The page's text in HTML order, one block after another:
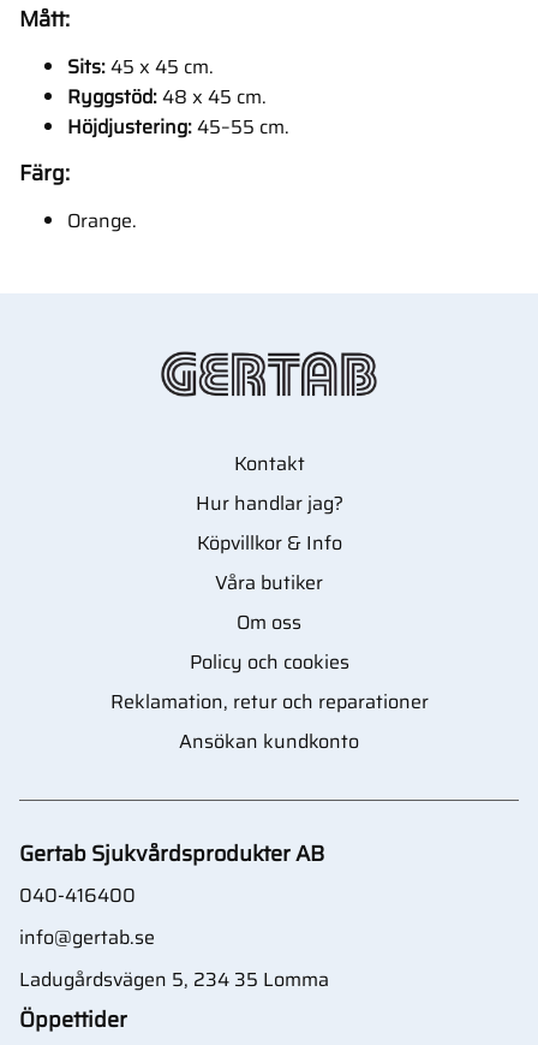
Mått:
Sits:45 x 45 cm.
Ryggstöd:48 x 45 cm.
Höjdjustering:45–55 cm.
Färg:
Orange.
Kontakt
Hur handlar jag?
Köpvillkor & Info
Våra butiker
Om oss
Policy och cookies
Reklamation, retur och reparationer
Ansökan kundkonto
Gertab Sjukvårdsprodukter AB
040-416400
info@gertab.se
Ladugårdsvägen 5, 234 35 Lomma
Öppettider